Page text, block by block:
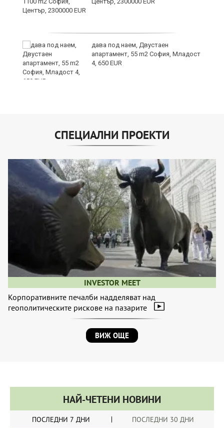
дава под наем, Двустаен
апартамент, 55 m2 София, Младост
4, 650 EUR
СПЕЦИАЛНИ ПРОЕКТИ
INVESTOR MEET
Корпоративните печалби надделяват над
геополитическите рискове на пазарите
ВИЖ ОЩЕ
НАЙ-ЧЕТЕНИ НОВИНИ
ПОСЛЕДНИ 7 ДНИ ПОСЛЕДНИ 30 ДНИ